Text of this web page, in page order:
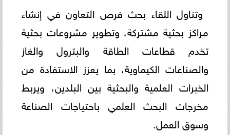
وتناول اللقاء بحث فرص التعاون في إنشاء
مراكز بحثية مشتركة، وتطوير مشروعات بحثية
تخدم قطاعات الطاقة والبترول والغاز
والصناعات الكيماوية، بما يعزز الاستفادة من
الخبرات العلمية والبحثية بين البلدين، ويربط
مخرجات البحث العلمي باحتياجات الصناعة
وسوق العمل.